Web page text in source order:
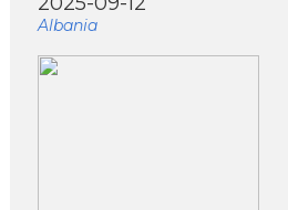
Albania